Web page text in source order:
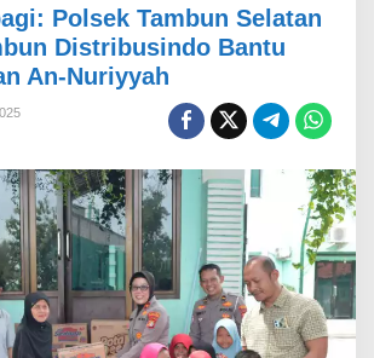
t
B
e
b
i
:
P
o
l
s
e
k
Polsek Tambun Selatan
Distribusindo Bantu
An-Nuriyyah